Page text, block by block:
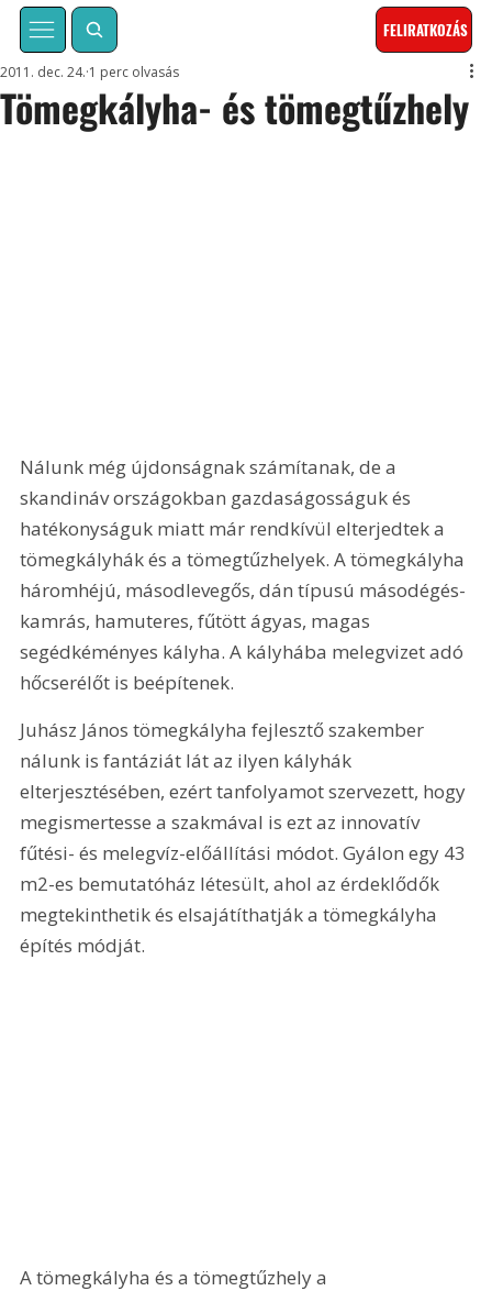
FELIRATKOZÁS
Tömegkályha- és tömegtűzhely
2011. dec. 24. 1 perc olvasás
Nálunk még újdonságnak számítanak, de a
skandináv országokban gazdaságosságuk és
hatékonyságuk miatt már rendkívül elterjedtek a
tömegkályhák és a tömegtűzhelyek. A tömegkályha
háromhéjú, másodlevegős, dán típusú másodégés-
kamrás, hamuteres, fűtött ágyas, magas
segédkéményes kályha. A kályhába melegvizet adó
hőcserélőt is beépítenek.
Juhász János tömegkályha fejlesztő szakember
nálunk is fantáziát lát az ilyen kályhák
elterjesztésében, ezért tanfolyamot szervezett, hogy
megismertesse a szakmával is ezt az innovatív
fűtési- és melegvíz-előállítási módot. Gyálon egy 43
m2-es bemutatóház létesült, ahol az érdeklődők
megtekinthetik és elsajátíthatják a tömegkályha
építés módját.
A tömegkályha és a tömegtűzhely a